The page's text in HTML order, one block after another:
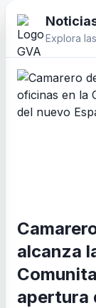
Explora
alcanza
apertura